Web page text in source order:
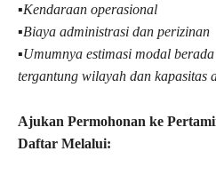
▪︎Kendaraan operasional
▪︎Biaya administrasi dan perizinan
▪︎Umumnya estimasi modal
tergantung wilayah dan kapasitas
Ajukan Permohonan ke
Daftar Melalui: